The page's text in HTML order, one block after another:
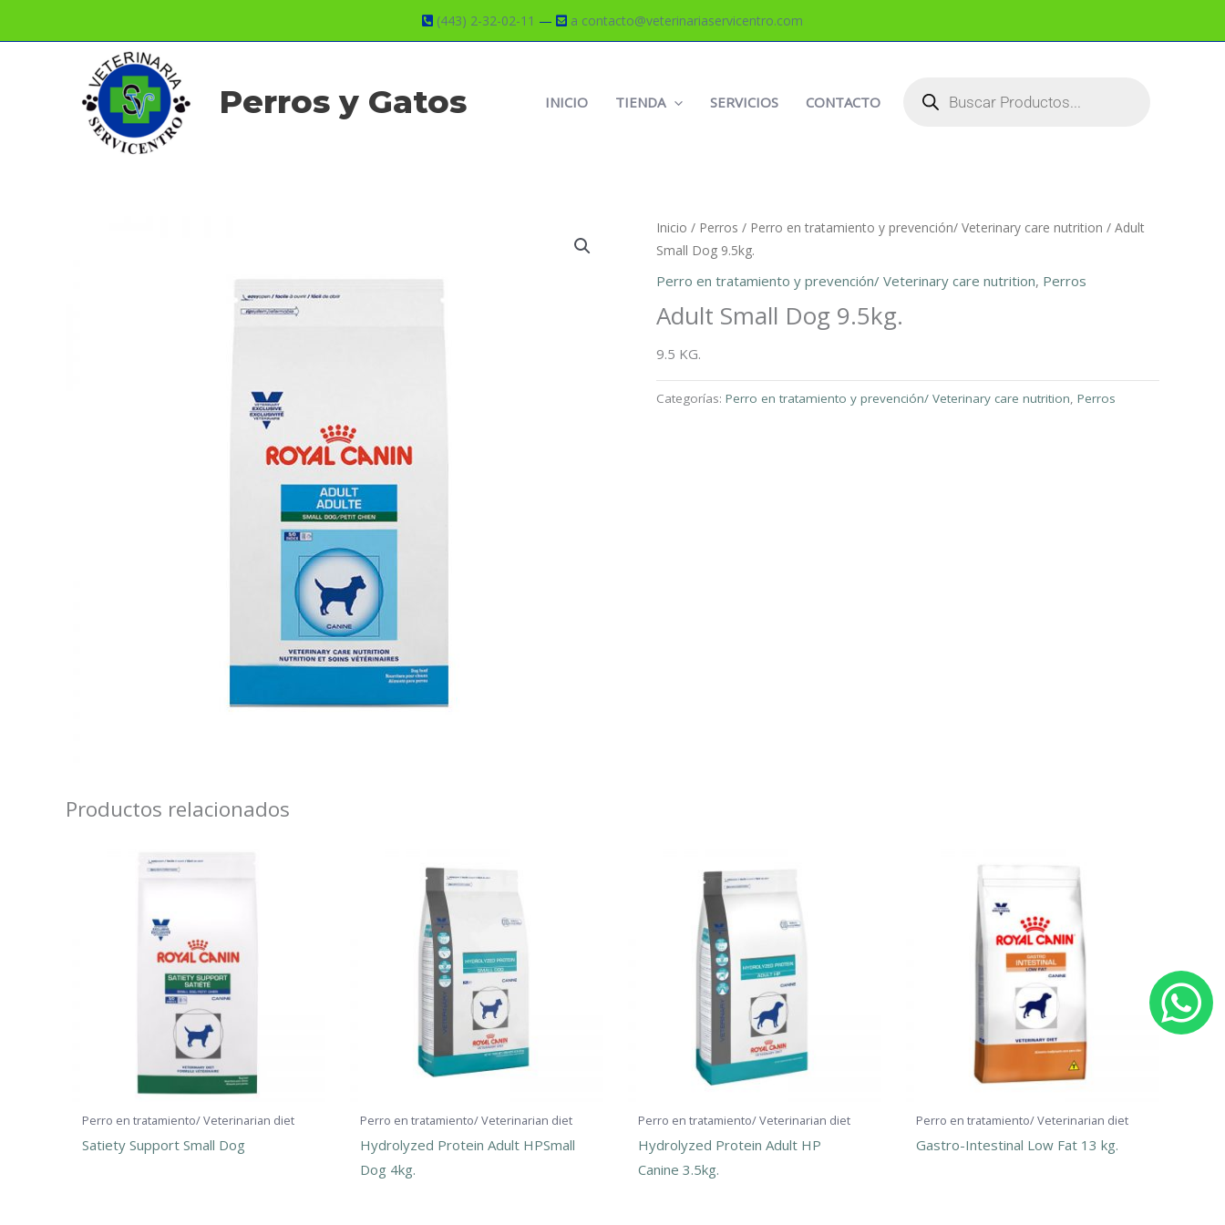
(443) 2-32-02-11 — a contacto@veterinariaservicentro.com
Perros y Gatos INICIO TIENDA SERVICIOS CONTACTO PRODUCTOS
Inicio / Perros / Perro en tratamiento y prevención/ Veterinary care nutrition / Adult
Small Dog 9.5kg.
Perro en tratamiento y prevención/ Veterinary care nutrition, Perros
Adult Small Dog 9.5kg.
9.5 KG.
Categorías: Perro en tratamiento y prevención/ Veterinary care nutrition Perros
Productos relacionados
Perro en tratamiento/ Veterinarian diet
Satiety Support Small Dog
Perro en tratamiento/ Veterinarian diet
Hydrolyzed Protein Adult HPSmall
Dog 4kg.
Perro en tratamiento/ Veterinarian diet
Hydrolyzed Protein Adult HP
Canine 3.5kg.
Perro en tratamiento/ Veterinarian diet
Gastro-Intestinal Low Fat 13 kg.
W
h